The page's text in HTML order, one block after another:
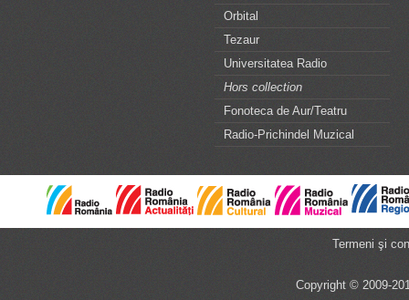
Orbital
Tezaur
Universitatea Radio
Hors collection
Fonoteca de Aur/Teatru
Radio-Prichindel Muzical
Termeni şi
Copyright © 2009-